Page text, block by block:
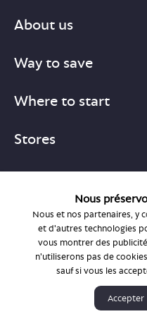
About us
Way to save
Where to start
Stores
1-877-755-6659
support@bonlook.com
© BonLook 2026 operated by
Dr. Frederic Marchand, optométriste.
Nous
Nous et nos partenaires, y
et d'autres technologies
vous montrer des
n'utiliserons pas de
sauf si vous les
Accepter